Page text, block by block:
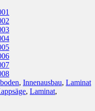
, Innenausbau, Laminat
, Laminat,